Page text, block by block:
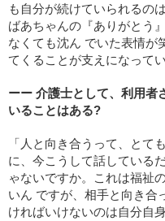
も自分が続けていられるの
ばあちゃんの『ありがとう
なくても沈ん でいた表情が
てくることが支えになって
ーー 介護士として、利用者
いることはある?
「人と向き合うって、とて
に、今こうして話している
ゃないですか。これは福祉
いん ですが、相手と向き合
ければいけないのは自分自